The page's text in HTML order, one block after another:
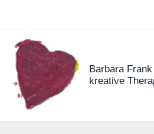
springen
Barbara
kreative